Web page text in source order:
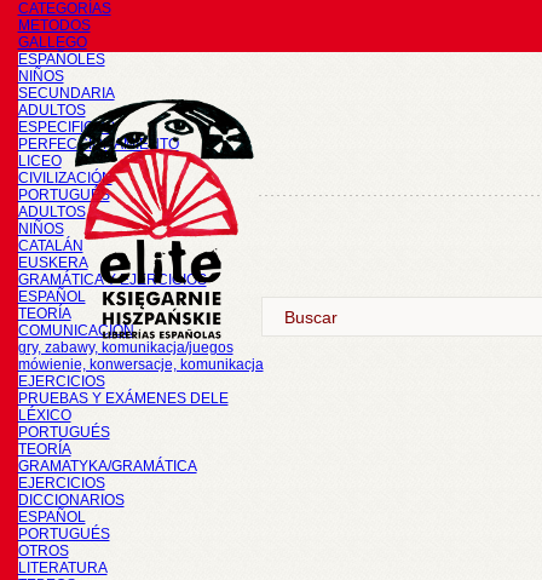
CATEGORÍAS
METODOS
GALLEGO
ESPAÑOLES
NIÑOS
SECUNDARIA
ADULTOS
ESPECIFICOS
PERFECCIONAMIENTO
LICEO
CIVILIZACIÓN
PORTUGUÉS
ADULTOS
NIÑOS
CATALÁN
EUSKERA
GRAMÁTICA Y EJERCICIOS
ESPAÑOL
TEORÍA
COMUNICACIÓN
gry, zabawy, komunikacja/juegos
mówienie, konwersacje, komunikacja
EJERCICIOS
PRUEBAS Y EXÁMENES DELE
LÉXICO
PORTUGUÉS
TEORÍA
GRAMATYKA/GRAMÁTICA
EJERCICIOS
DICCIONARIOS
ESPAÑOL
PORTUGUÉS
OTROS
LITERATURA